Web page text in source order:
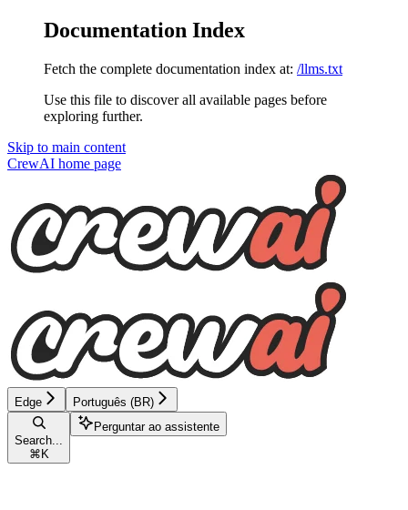
Documentation Index
Fetch the complete documentation index at: /llms.txt
Use this file to discover all available pages before
exploring further.
Skip to main content
CrewAI home page
Edge Português (BR)
Search...
⌘ K
Perguntar ao assistente